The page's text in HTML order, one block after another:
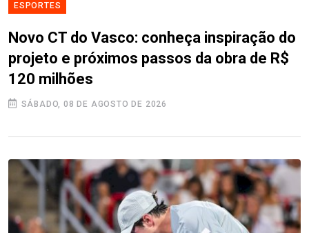
ESPORTES
Novo CT do Vasco: conheça inspiração do
projeto e próximos passos da obra de R$
120 milhões
SÁBADO, 08 DE AGOSTO DE 2026